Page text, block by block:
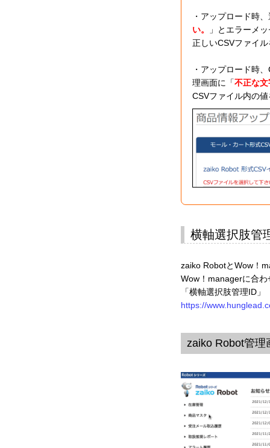
・アップロード時
い。
」とエラーメ
正しいCSVファイ
・アップロード時
理画面に「不正な
CSVファイル内の
横軸選択肢管
zaiko RobotとWow！
Wow！managerに合
「横軸選択肢管理ID
https://
zaiko Robot管理